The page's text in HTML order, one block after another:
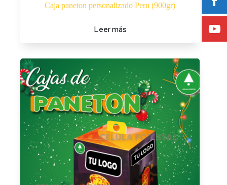
Caja paneton personalizado Peru (900gr)
Leer más